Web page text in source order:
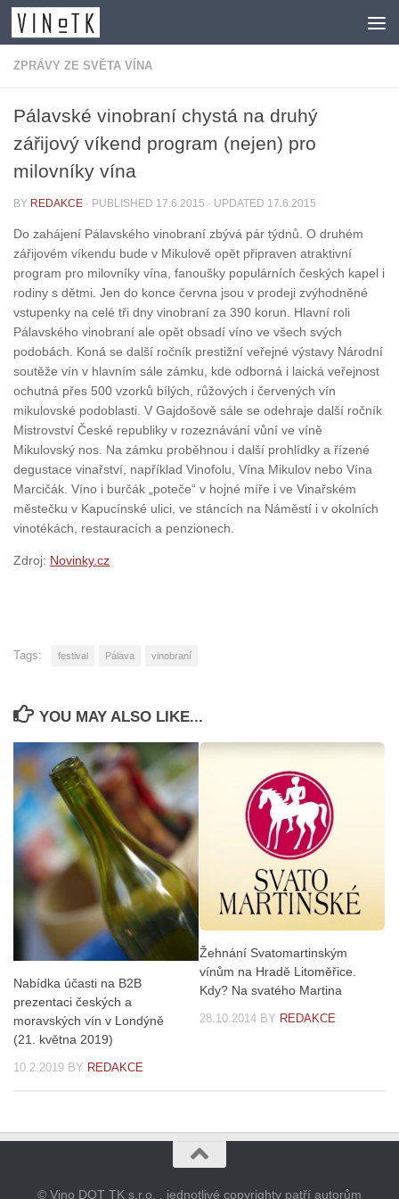
Skip to content
ZPRÁVY ZE SVĚTA VÍNA
Pálavské vinobraní chystá na druhý
zářijový víkend program (nejen) pro
milovníky vína
BY REDAKCE · PUBLISHED 17.6.2015 · UPDATED 17.6.2015
Do zahájení Pálavského vinobraní zbývá pár týdnů. O druhém
zářijovém víkendu bude v Mikulově opět připraven atraktivní
program pro milovníky vína, fanoušky populárních českých kapel i
rodiny s dětmi. Jen do konce června jsou v prodeji zvýhodněné
vstupenky na celé tři dny vinobraní za 390 korun. Hlavní roli
Pálavského vinobraní ale opět obsadí víno ve všech svých
podobách. Koná se další ročník prestižní veřejné výstavy Národní
soutěže vín v hlavním sále zámku, kde odborná i laická veřejnost
ochutná přes 500 vzorků bílých, růžových i červených vín
mikulovské podoblasti. V Gajdošově sále se odehraje další ročník
Mistrovství České republiky v rozeznávání vůní ve víně
Mikulovský nos. Na zámku proběhnou i další prohlídky a řízené
degustace vinařství, například Vinofolu, Vína Mikulov nebo Vína
Marcičák. Víno i burčák „poteče“ v hojné míře i ve Vinařském
městečku v Kapucínské ulici, ve stáncích na Náměstí i v okolních
vinotékách, restauracích a penzionech.
Zdroj: Novinky.cz
Tags: festival Pálava vinobraní
YOU MAY ALSO LIKE...
Nabídka účasti na B2B
prezentaci českých a
moravských vín v Londýně
(21. května 2019)
10.2.2019 BY REDAKCE
Žehnání Svatomartinským
vínům na Hradě Litoměřice.
Kdy? Na svatého Martina
28.10.2014 BY REDAKCE
© Vino DOT TK s.r.o. , jednotlivé copyrighty patří autorům